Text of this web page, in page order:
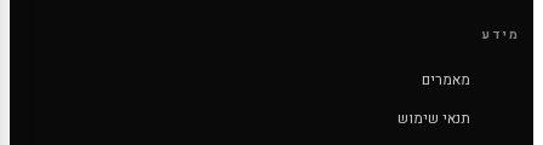
מידע
מאמרים
תנאי שימוש